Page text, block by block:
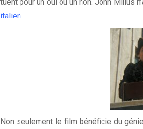
tuent pour un oui ou un non. John Milius
italien.
Non seulement le film bénéficie du